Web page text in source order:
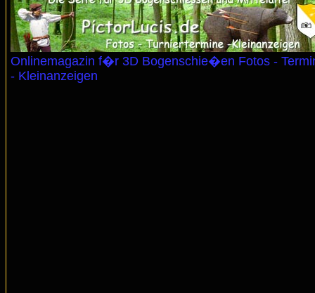
Onlinemagazin f�r 3D Bogenschie�en Fotos -
- Kleinanzeigen